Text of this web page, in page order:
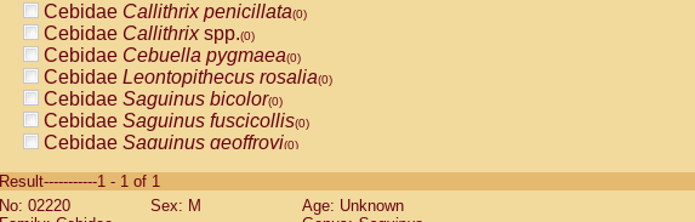
Cebidae Callithrix penicillata(0)
Cebidae Callithrixspp.(0)
Cebidae Cebuella pygmaea(0)
Cebidae Leontopithecus rosalia(0)
Cebidae Saguinus bicolor(0)
Cebidae Saguinus fuscicollis(0)
Cebidae Saguinus geoffroyi(0)
CebidaeSaguinus labiatus(0)
Cebidae Saguinus leucopus (0)
Result-----------1 - 1 of 1
No: 02220
Sex: M
Age: Unknown